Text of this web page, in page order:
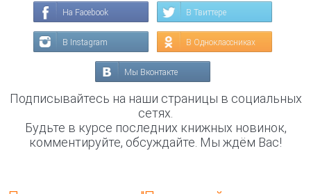
На Facebook В Твиттере
В Instagram В Одноклассниках
Мы Вконтакте
Подписывайтесь на наши страницы в социальных
сетях.
Будьте в курсе последних книжных новинок,
комментируйте, обсуждайте. Мы ждём Вас!